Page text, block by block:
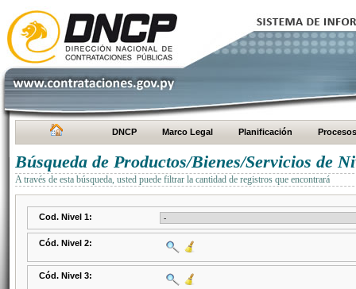
DNCP Marco Legal Planificación Procesos
Búsqueda de Productos/Bienes/Servicios de
A través de esta búsqueda, usted puede filtrar la cantidad de registros que encontrará
Cod. Nivel 1:
Cód. Nivel 2:
Cód. Nivel 3: